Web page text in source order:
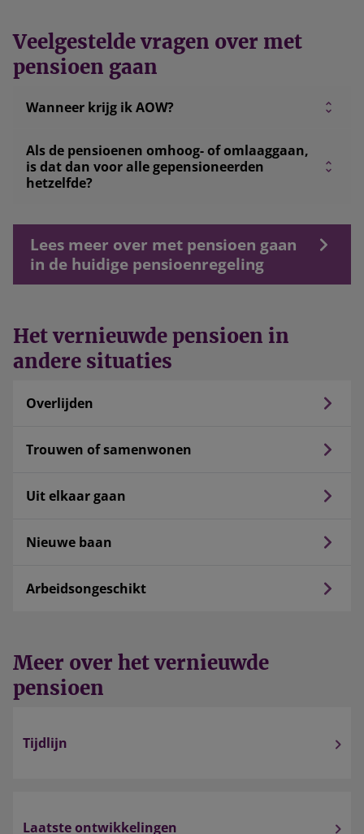
Veelgestelde vragen over met
pensioen gaan
Wanneer krijg ik AOW?
Als de pensioenen omhoog- of omlaaggaan,
is dat dan voor alle gepensioneerden
hetzelfde?
Lees meer over met pensioen gaan
in de huidige pensioenregeling
Het vernieuwde pensioen in
andere situaties
Overlijden
Trouwen of samenwonen
Uit elkaar gaan
Nieuwe baan
Arbeidsongeschikt
Meer over het vernieuwde
pensioen
Tijdlijn
Laatste ontwikkelingen